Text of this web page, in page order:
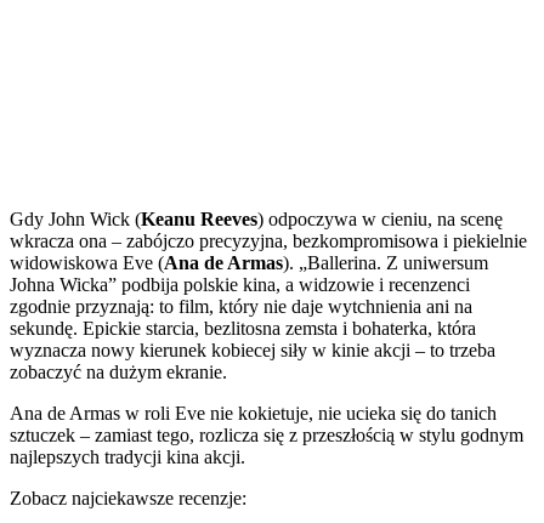
Gdy John Wick (Keanu Reeves) odpoczywa w cieniu, na scenę
wkracza ona – zabójczo precyzyjna, bezkompromisowa i piekielnie
widowiskowa Eve (Ana de Armas). „Ballerina. Z uniwersum
Johna Wicka” podbija polskie kina, a widzowie i recenzenci
zgodnie przyznają: to film, który nie daje wytchnienia ani na
sekundę. Epickie starcia, bezlitosna zemsta i bohaterka, która
wyznacza nowy kierunek kobiecej siły w kinie akcji – to trzeba
zobaczyć na dużym ekranie.
Ana de Armas w roli Eve nie kokietuje, nie ucieka się do tanich
sztuczek – zamiast tego, rozlicza się z przeszłością w stylu godnym
najlepszych tradycji kina akcji.
Zobacz najciekawsze recenzje: